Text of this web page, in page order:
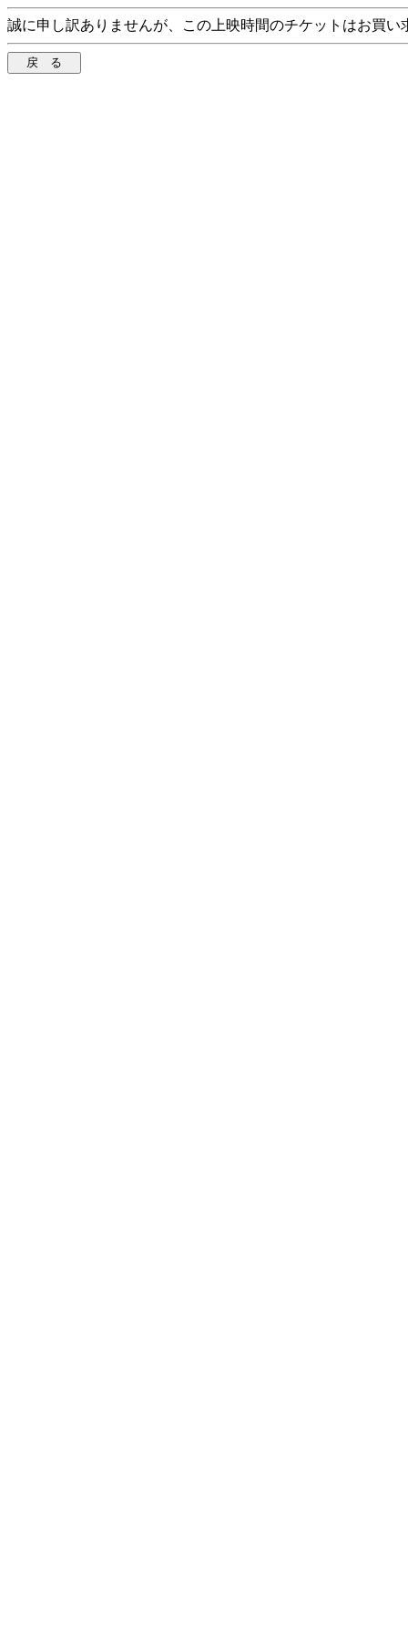
誠に申し訳ありませんが、この上映時間のチケットはお買い